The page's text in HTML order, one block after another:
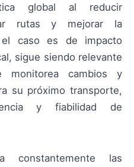
global al reducir
rutas y mejorar la
caso es de impacto
sigue siendo relevante
monitorea cambios y
su próximo transporte,
y fiabilidad de
constantemente las